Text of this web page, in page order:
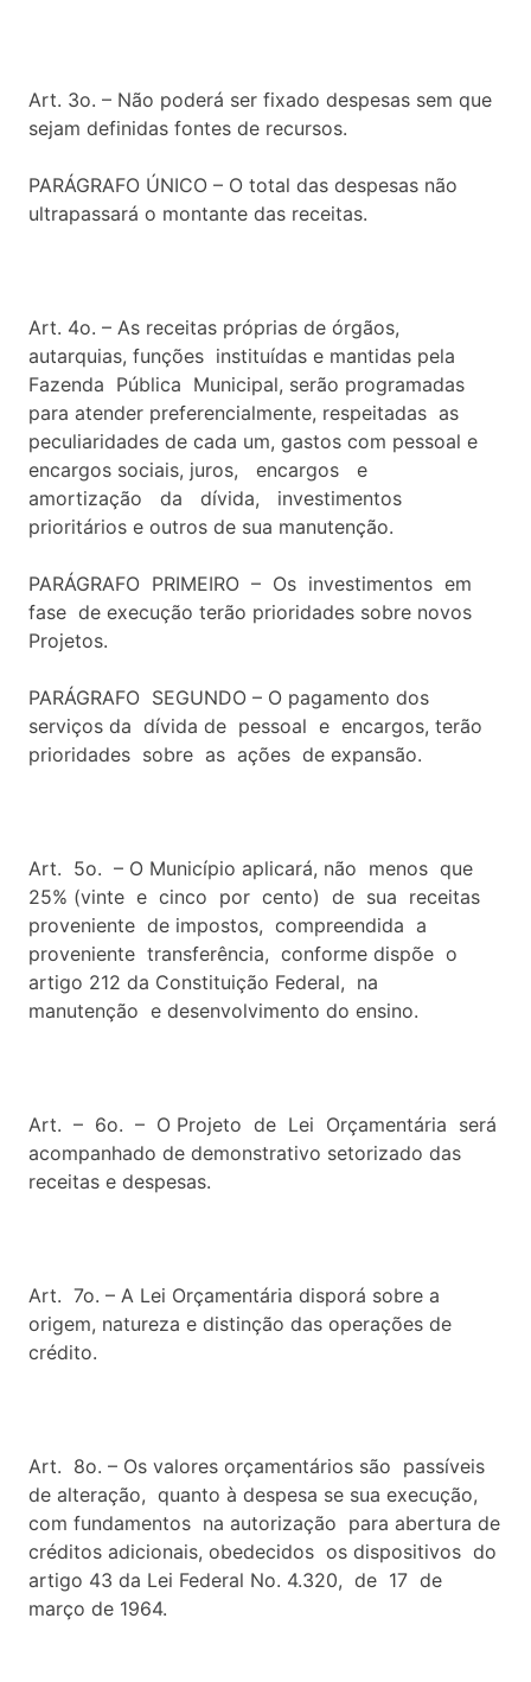
Art. 3o. – Não poderá ser fixado despesas sem que
sejam definidas fontes de recursos.
PARÁGRAFO ÚNICO – O total das despesas não
ultrapassará o montante das receitas.
Art. 4o. – As receitas próprias de órgãos,
autarquias, funções instituídas e mantidas pela
Fazenda Pública Municipal, serão programadas
para atender preferencialmente, respeitadas as
peculiaridades de cada um, gastos com pessoal e
encargos sociais, juros, encargos e
amortização da dívida, investimentos
prioritários e outros de sua manutenção.
PARÁGRAFO PRIMEIRO – Os investimentos em
fase de execução terão prioridades sobre novos
Projetos.
PARÁGRAFO SEGUNDO – O pagamento dos
serviços da dívida de pessoal e encargos, terão
prioridades sobre as ações de expansão.
Art. 5o. – O Município aplicará, não menos que
25% (vinte e cinco por cento) de sua receitas
proveniente de impostos, compreendida a
proveniente transferência, conforme dispõe o
artigo 212 da Constituição Federal, na
manutenção e desenvolvimento do ensino.
Art. – 6o. – O Projeto de Lei Orçamentária será
acompanhado de demonstrativo setorizado das
receitas e despesas.
Art. 7o. – A Lei Orçamentária disporá sobre a
origem, natureza e distinção das operações de
crédito.
Art. 8o. – Os valores orçamentários são passíveis
de alteração, quanto à despesa se sua execução,
com fundamentos na autorização para abertura de
créditos adicionais, obedecidos os dispositivos do
artigo 43 da Lei Federal No. 4.320, de 17 de
março de 1964.